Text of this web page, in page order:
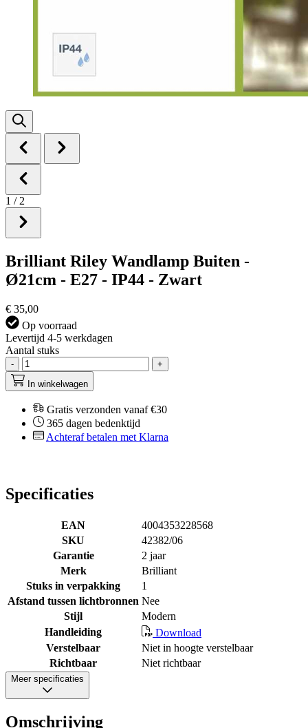
1 / 2
Brilliant Riley Wandlamp Buiten -
Ø21cm - E27 - IP44 - Zwart
€ 35,00
Op voorraad
Levertijd 4-5 werkdagen
Aantal stuks
-
+
In winkelwagen
Gratis verzonden vanaf €30
365 dagen bedenktijd
Achteraf betalen met Klarna
Specificaties
EAN
4004353228568
SKU
42382/06
Garantie
2 jaar
Merk
Brilliant
Stuks in verpakking
1
Afstand tussen lichtbronnen Nee
Stijl
Modern
Handleiding
Download
Verstelbaar
Niet in hoogte verstelbaar
Richtbaar
Niet richtbaar
Meer specificaties
Omschrijving